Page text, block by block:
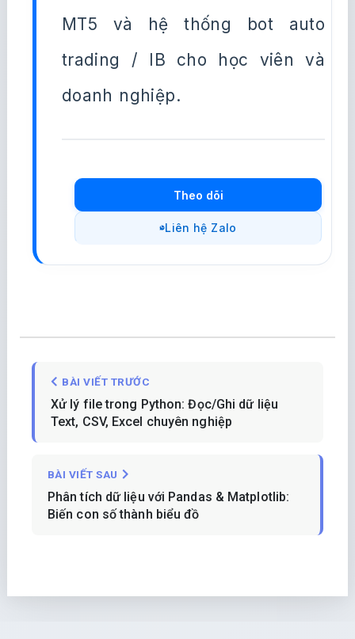
MT5 và hệ thống bot auto
trading / IB cho học viên và
doanh nghiệp.
Theo dõi
Liên hệ Zalo
BÀI VIẾT TRƯỚC
Xử lý file trong Python: Đọc/Ghi dữ liệu
Text, CSV, Excel chuyên nghiệp
BÀI VIẾT SAU
Phân tích dữ liệu với Pandas & Matplotlib:
Biến con số thành biểu đồ